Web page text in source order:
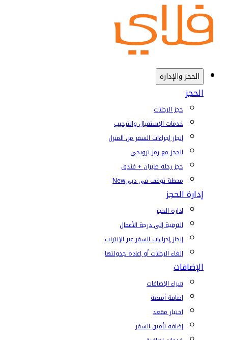
الحجز والإدارة
الحجز
حجز الرحلات
خدمات الإستقبال والترحيب
إنجاز إجراءات السفر من المنزل
الحجز مع رمز ترويجي
حجز رحلة طيران + فندق
محطة توقف في دبيNew
إدارة الحجز
إدارة الحجز
الترقية إلى درجة الأعمال
إنجاز إجراءات السفر عبر الإنترنت
إلغاء الرحلات أو إعادة جدولتها
الإضافات
شراء الإضافات
إضافة أمتعة
اختيار مقعد
إضافة تأمين السفر